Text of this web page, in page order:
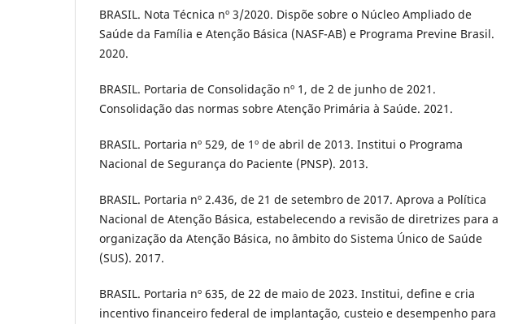
BRASIL. Nota Técnica nº 3/2020. Dispõe sobre o Núcleo Ampliado de
Saúde da Família e Atenção Básica (NASF-AB) e Programa Previne Brasil.
2020.
BRASIL. Portaria de Consolidação nº 1, de 2 de junho de 2021.
Consolidação das normas sobre Atenção Primária à Saúde. 2021.
BRASIL. Portaria nº 529, de 1º de abril de 2013. Institui o Programa
Nacional de Segurança do Paciente (PNSP). 2013.
BRASIL. Portaria nº 2.436, de 21 de setembro de 2017. Aprova a Política
Nacional de Atenção Básica, estabelecendo a revisão de diretrizes para a
organização da Atenção Básica, no âmbito do Sistema Único de Saúde
(SUS). 2017.
BRASIL. Portaria nº 635, de 22 de maio de 2023. Institui, define e cria
incentivo financeiro federal de implantação, custeio e desempenho para